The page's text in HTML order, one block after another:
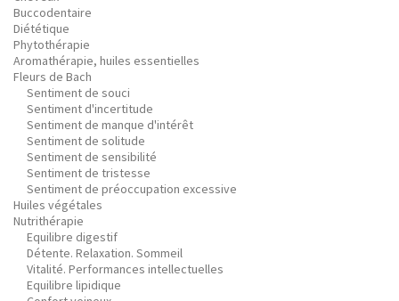
Buccodentaire
Diététique
Phytothérapie
Aromathérapie, huiles essentielles
Fleurs de Bach
Sentiment de souci
Sentiment d'incertitude
Sentiment de manque d'intérêt
Sentiment de solitude
Sentiment de sensibilité
Sentiment de tristesse
Sentiment de préoccupation excessive
Huiles végétales
Nutrithérapie
Equilibre digestif
Détente. Relaxation. Sommeil
Vitalité. Performances intellectuelles
Equilibre lipidique